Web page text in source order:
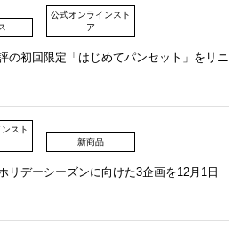
公式オンラインスト
ア
の初回限定「はじめてパンセット」をリニ
スト
新商品
リデーシーズンに向けた3企画を12月1日